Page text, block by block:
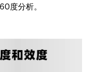
度分析。